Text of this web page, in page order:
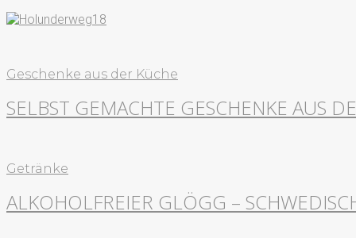
Geschenke aus der Küche
SELBST GEMACHTE GESCHENKE AUS
Getränke
ALKOHOLFREIER GLÖGG –